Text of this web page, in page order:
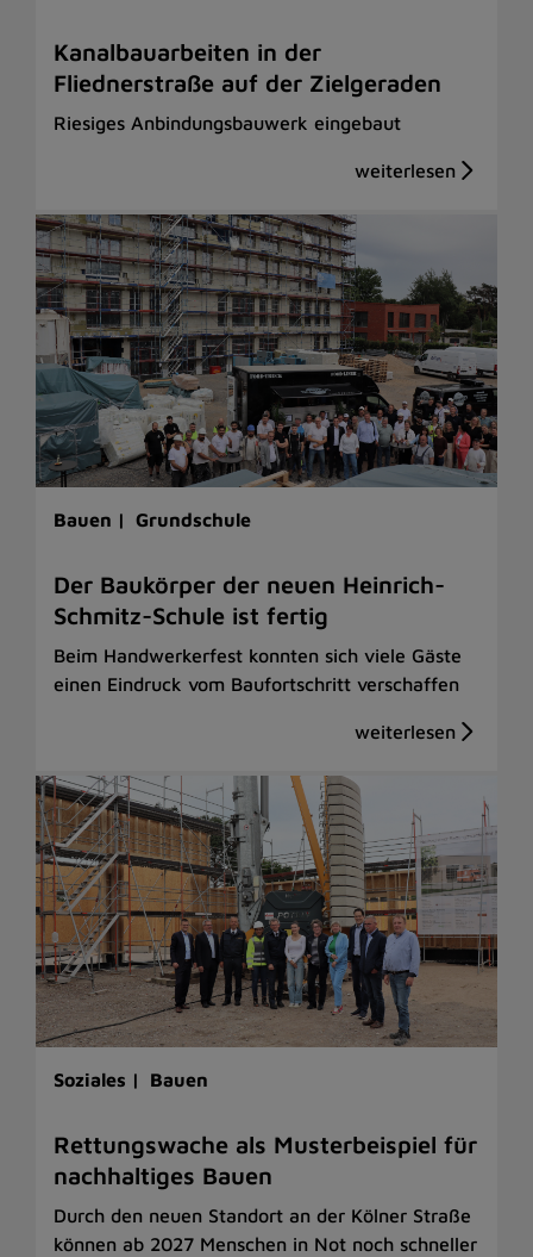
Kanalbauarbeiten in der
Fliednerstraße auf der Zielgeraden
Riesiges Anbindungsbauwerk eingebaut
Bauen | Grundschule
Der Baukörper der neuen Heinrich-
Schmitz-Schule ist fertig
Beim Handwerkerfest konnten sich viele Gäste
einen Eindruck vom Baufortschritt verschaffen
Soziales | Bauen
Rettungswache als Musterbeispiel für
nachhaltiges Bauen
Durch den neuen Standort an der Kölner Straße
können ab 2027 Menschen in Not noch schneller